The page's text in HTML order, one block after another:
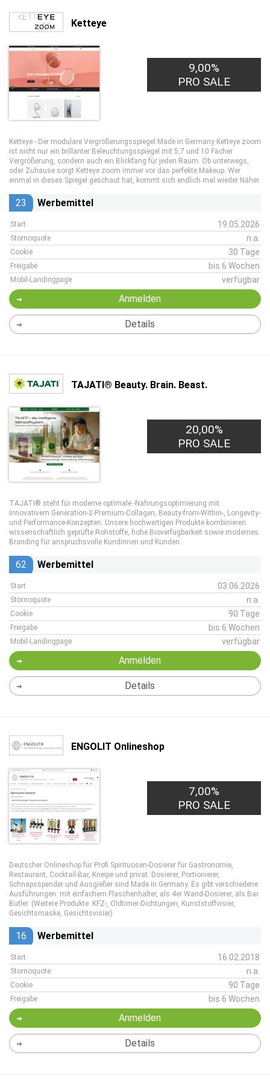
Ketteye
9,00%
PRO SALE
Ketteye - Der modulare Vergrößerungsspiegel Made in Germany Ketteye zoom
ist nicht nur ein brillanter Beleuchtungsspiegel mit 5,7 und 10 Fächer
Vergrößerung, sondern auch ein Blickfang für jeden Raum. Ob unterwegs,
oder Zuhause sorgt Ketteye zoom immer vor das perfekte Makeup. Wer
einmal in dieses Spiegel geschaut hat, kommt sich endlich mal wieder Näher.
23 Werbemittel
Start 19.05.2026
Stornoquote n.a.
Cookie 30 Tage
Freigabe bis 6 Wochen
Mobil-Landingpage verfügbar
Anmelden
Details
TAJATI® Beauty. Brain. Beast.
20,00%
PRO SALE
TAJATI® steht für moderne optimale -Nahrungsoptimierung mit
innovativem Generation-2-Premium-Collagen, Beauty-from-Within-, Longevity-
und Performance-Konzepten. Unsere hochwertigen Produkte kombinieren
wissenschaftlich geprüfte Rohstoffe, hohe Bioverfügbarkeit sowie modernes
Branding für anspruchsvolle Kundinnen und Kunden.
62 Werbemittel
Start 03.06.2026
Stornoquote n.a.
Cookie 90 Tage
Freigabe bis 6 Wochen
Mobil-Landingpage verfügbar
Anmelden
Details
ENGOLIT Onlineshop
7,00%
PRO SALE
Deutscher Onlineshop für Profi Spirituosen-Dosierer für Gastronomie,
Restaurant, Cocktail-Bar, Kneipe und privat. Dosierer, Portionierer,
Schnapsspender und Ausgießer sind Made in Germany. Es gibt verschiedene
Ausführungen: mit einfachem Flaschenhalter, als 4er Wand-Dosierer, als Bar
Butler. (Weitere Produkte: KFZ-, Oldtimer-Dichtungen, Kunststoffvisier,
Gesichtsmaske, Gesichtsvisier)
16 Werbemittel
Start 16.02.2018
Stornoquote n.a.
Cookie 90 Tage
Freigabe bis 6 Wochen
Anmelden
Details